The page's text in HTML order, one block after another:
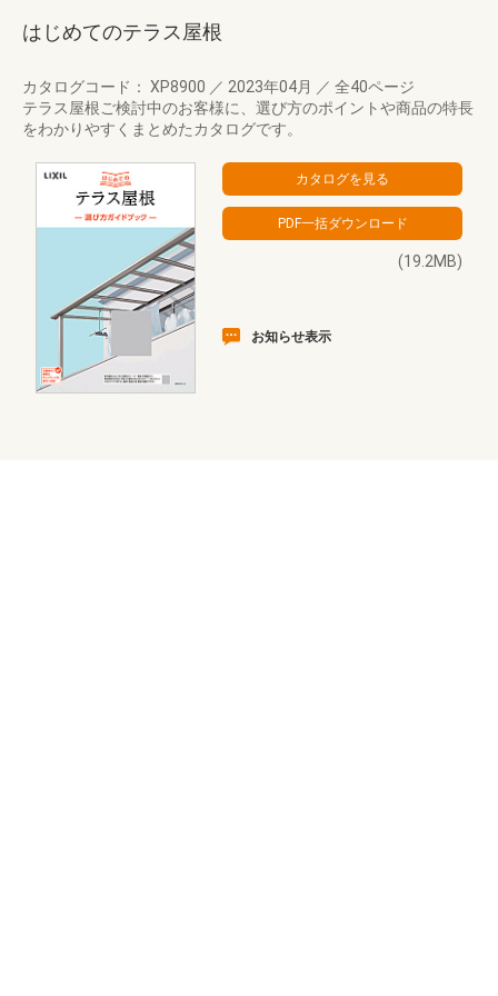
はじめてのテラス屋根
カタログコード： XP8900 ／ 2023年04月 ／ 全40ページ
テラス屋根ご検討中のお客様に、選び方のポイントや商品の特長
をわかりやすくまとめたカタログです。
(19.2MB)
お知らせ表示